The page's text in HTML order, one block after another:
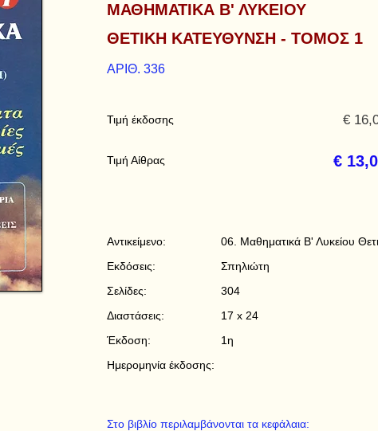
ΜΑΘΗΜΑΤΙΚΑ Β' ΛΥΚΕΙΟΥ
ΘΕΤΙΚΗ ΚΑΤΕΥΘΥΝΣΗ - ΤΟΜΟΣ 1
ΑΡΙΘ. 336
Τιμή έκδοσης
Τιμή Αίθρας
€
€
Αντικείμενο:
06. Μαθηματικά Β' Λυκείου
Εκδόσεις:
Σπηλιώτη
Σελίδες:
304
Διαστάσεις:
17 x 24
Έκδοση:
1η
Ημερομηνία έκδοσης:
Στο βιβλίο περιλαμβάνονται τα κεφάλαια: